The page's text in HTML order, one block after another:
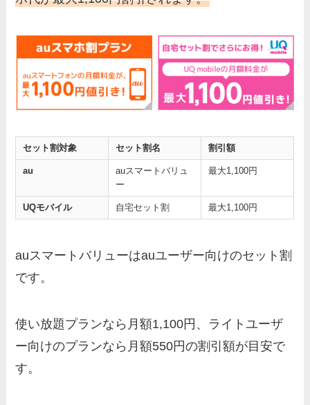
セット割対象 セット割名 割引額
au
auスマートバリュ
ー
最大1,100円
UQモバイル 自宅セット割 最大1,100円
auスマートバリューはauユーザー向けのセット割
です。
使い放題プランなら月額1,100円、ライトユーザ
ー向けのプランなら月額550円の割引額が目安で
す。